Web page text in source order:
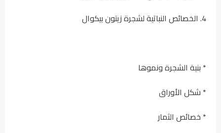
4. الخصائص النباتية لشجرة زيتون بيكوال
* بنية الشجرة ونموها
* شكل الأوراق
* خصائص الثمار